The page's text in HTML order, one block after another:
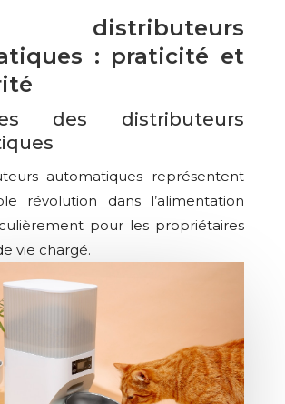
: praticité et
des distributeurs
automatiques représentent
révolution dans l’alimentation
pour les propriétaires
vie chargé.